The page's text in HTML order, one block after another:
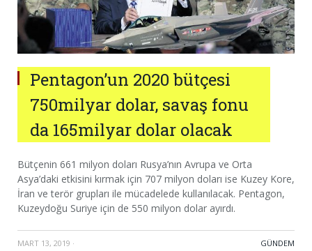
Pentagon’un 2020 bütçesi
750milyar dolar, savaş fonu
da 165milyar dolar olacak
Bütçenin 661 milyon doları Rusya’nın Avrupa ve Orta
Asya’daki etkisini kırmak için 707 milyon doları ise Kuzey Kore,
İran ve terör grupları ile mücadelede kullanılacak. Pentagon,
Kuzeydoğu Suriye için de 550 milyon dolar ayırdı.
MART 13, 2019 · GÜNDEM